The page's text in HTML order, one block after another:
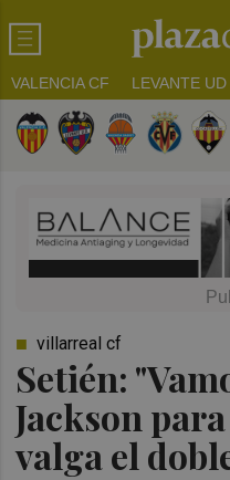
VALENCIA CF LEVANTE UD
Setién:
Jackson
valga el
villarreal cf